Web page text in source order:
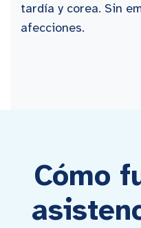
tardía y corea. Sin
afecciones.
Cómo